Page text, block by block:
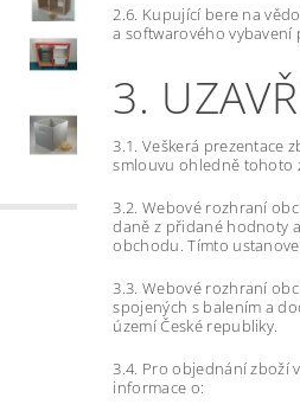
2.6. Kupující bere na
a softwarového
3.
3.1. Veškerá prezentace
smlouvu ohledně tohoto
3.2. Webové rozhraní
daně z přidané hodnoty
obchodu. Tímto
3.3. Webové rozhraní
spojených s balením a
území České republiky.
3.4. Pro objednání zboží
informace o: